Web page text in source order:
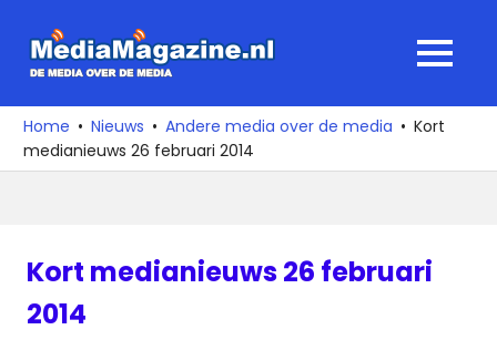
naar
media
over
de
MENU
Home Nieuws Andere media over de media
Kort
medianieuws 26 februari 2014
Kort medianieuws 26 februari
2014